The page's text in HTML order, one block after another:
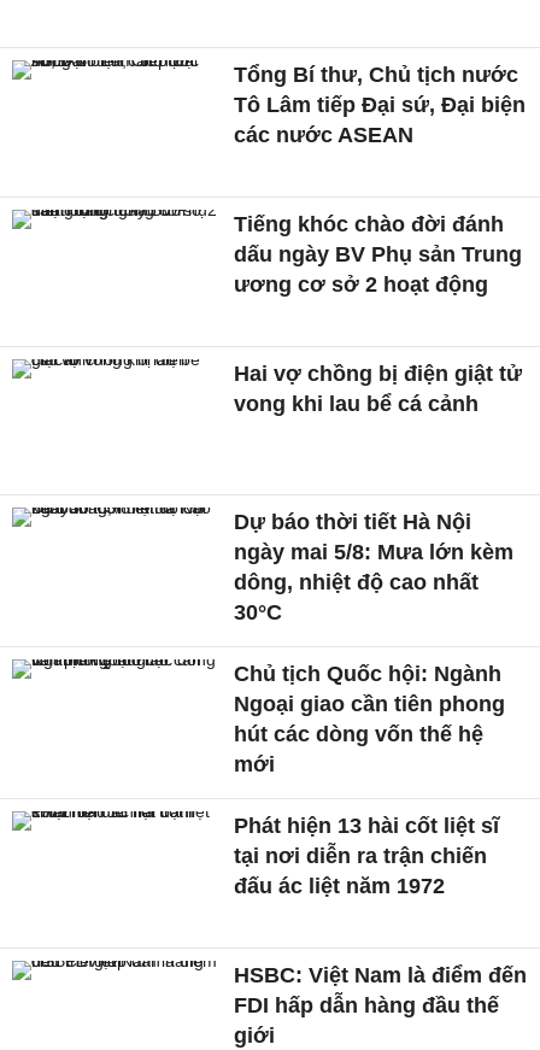
Tổng Bí thư, Chủ tịch nước
Tô Lâm tiếp Đại sứ, Đại biện
các nước ASEAN
Tiếng khóc chào đời đánh
dấu ngày BV Phụ sản Trung
ương cơ sở 2 hoạt động
Hai vợ chồng bị điện giật tử
vong khi lau bể cá cảnh
Dự báo thời tiết Hà Nội
ngày mai 5/8: Mưa lớn kèm
dông, nhiệt độ cao nhất
30°C
Chủ tịch Quốc hội: Ngành
Ngoại giao cần tiên phong
hút các dòng vốn thế hệ
mới
Phát hiện 13 hài cốt liệt sĩ
tại nơi diễn ra trận chiến
đấu ác liệt năm 1972
HSBC: Việt Nam là điểm đến
FDI hấp dẫn hàng đầu thế
giới